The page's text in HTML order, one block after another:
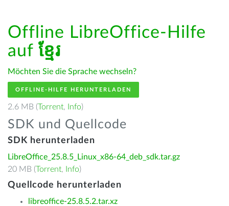
Offline LibreOffice-Hilfe
auf ខ្មែរ
Möchten Sie die Sprache wechseln?
OFFLINE-HILFE HERUNTERLADEN
2.6 MB (Torrent, Info)
SDK und Quellcode
SDK herunterladen
LibreOffice_25.8.5_Linux_x86-64_deb_sdk.tar.gz
20 MB (Torrent, Info)
Quellcode herunterladen
libreoffice-25.8.5.2.tar.xz